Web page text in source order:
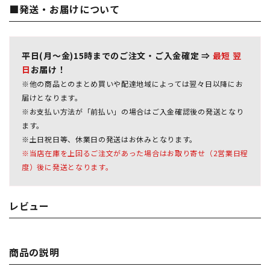
■発送・お届けについて
平日(月～金)15時までのご注文・ご入金確定 ⇒ 最短 翌
日 お届け！
※他の商品とのまとめ買いや配達地域によっては翌々日以降にお
届けとなります。
※お支払い方法が「前払い」の場合はご入金確認後の発送となり
ます。
※土日祝日等、休業日の発送はお休みとなります。
※当店在庫を上回るご注文があった場合はお取り寄せ（2営業日程
度）後に発送となります。
レビュー
商品の説明